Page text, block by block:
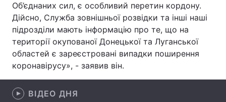
Здоров'я Туризм
Цікавинки Погода
Екологія Регіони
Лонгріди
Об’єднаних сил, є особливий перетин кордону.
Дійсно, Служба зовнішньої розвідки та інші наші
підрозділи мають інформацію про те, що на
території окупованої Донецької та Луганської
областей є зареєстровані випадки поширення
коронавірусу», - заявив він.
ВІДЕО ДНЯ